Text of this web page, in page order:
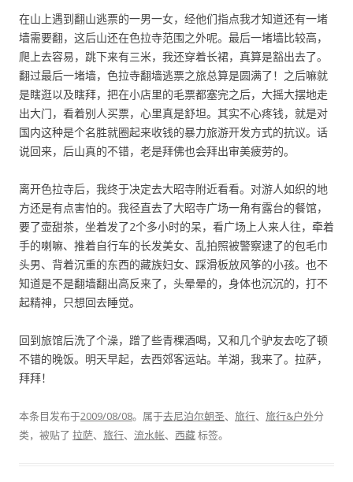
在山上遇到翻山逃票的一男一女，经他们指点我才知道还有一堵
墙需要翻，这后山还在色拉寺范围之外呢。最后一堵墙比较高，
爬上去容易，跳下来有三米，我还穿着长裙，真算是豁出去了。
翻过最后一堵墙，色拉寺翻墙逃票之旅总算是圆满了！之后嘛就
是瞎逛以及瞎拜，把在小店里的毛票都塞完之后，大摇大摆地走
出大门，看着别人买票，心里真是舒坦。其实不心疼钱，就是对
国内这种是个名胜就圈起来收钱的暴力旅游开发方式的抗议。话
说回来，后山真的不错，老是拜佛也会拜出审美疲劳的。
离开色拉寺后，我终于决定去大昭寺附近看看。对游人如织的地
方还是有点害怕的。我径直去了大昭寺广场一角有露台的餐馆，
要了壶甜茶，坐着发了2个多小时的呆，看广场上人来人往，牵着
手的喇嘛、推着自行车的长发美女、乱拍照被警察逮了的包毛巾
头男、背着沉重的东西的藏族妇女、踩滑板放风筝的小孩。也不
知道是不是翻墙翻出高反来了，头晕晕的，身体也沉沉的，打不
起精神，只想回去睡觉。
回到旅馆后洗了个澡，蹭了些青稞酒喝，又和几个驴友去吃了顿
不错的晚饭。明天早起，去西郊客运站。羊湖，我来了。拉萨，
拜拜！
本条目发布于2009/08/08。属于去尼泊尔朝圣、 旅行、 旅行&户外分
类，被贴了 拉萨、 旅行、 流水帐、 西藏标签。